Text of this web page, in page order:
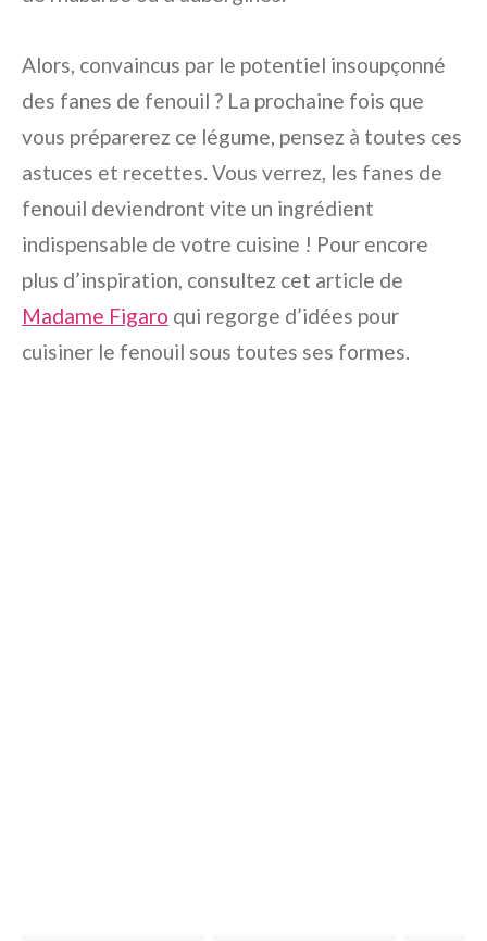
Alors, convaincus par le potentiel insoupçonné
des fanes de fenouil ? La prochaine fois que
vous préparerez ce légume, pensez à toutes ces
astuces et recettes. Vous verrez, les fanes de
fenouil deviendront vite un ingrédient
indispensable de votre cuisine ! Pour encore
plus d’inspiration, consultez cet article de
Madame Figaro qui regorge d’idées pour
cuisiner le fenouil sous toutes ses formes.